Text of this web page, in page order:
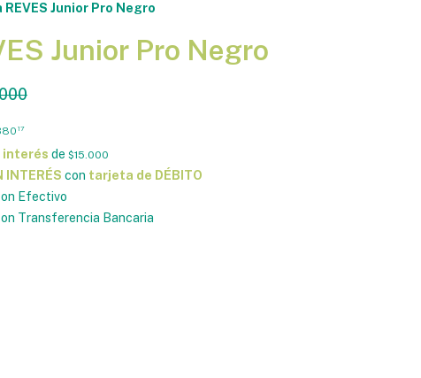
REVES Junior Pro Negro
Junior Pro Negro
17
interés de $15.000
INTERÉS con tarjeta de DÉBITO
Efectivo
Transferencia Bancaria